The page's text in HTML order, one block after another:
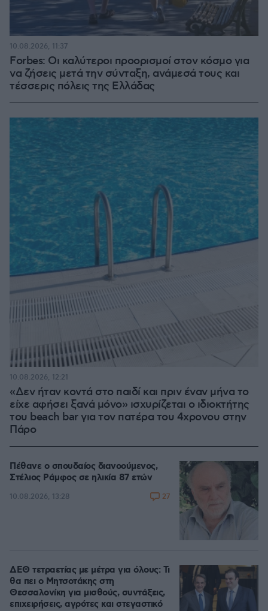
Forbes: Οι καλύτεροι προορισμοί στον κόσμο για
να ζήσεις μετά την σύνταξη, ανάμεσά τους και
τέσσερις πόλεις της Ελλάδας
10.08.2026, 11:37
«Δεν ήταν κοντά στο παιδί και πριν έναν μήνα το
είχε αφήσει ξανά μόνο» ισχυρίζεται ο ιδιοκτήτης
του beach bar για τον πατέρα του 4χρονου στην
Πάρο
10.08.2026, 12:21
Πέθανε ο σπουδαίος διανοούμενος,
Στέλιος Ράμφος σε ηλικία 87 ετών
10.08.2026, 13:28 27
ΔΕΘ τετραετίας με μέτρα για όλους: Τι
θα πει ο Μητσοτάκης στη
Θεσσαλονίκη για μισθούς, συντάξεις,
επιχειρήσεις, αγρότες και στεγαστικό